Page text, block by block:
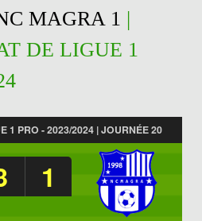
MAGRA 1 |
DE LIGUE 1
1 PRO - 2023/2024 | JOURNÉE 20
1